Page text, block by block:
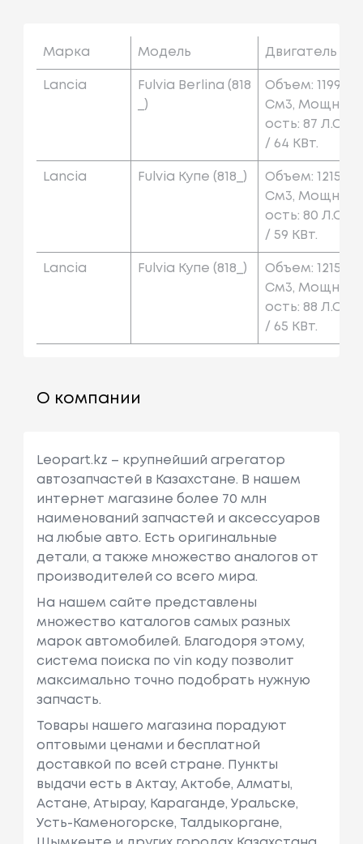
Марка Модель Двигатель
Lancia
Fulvia Berlina (818
_)
Объем: 1199
См3, Мощн
Ость: 87 Л.с.
/ 64 КВт.
Lancia Fulvia Купе (818_)
Объем: 1215
См3, Мощн
Ость: 80 Л.с.
/ 59 КВт.
Lancia Fulvia Купе (818_)
Объем: 1215
См3, Мощн
Ость: 88 Л.с.
/ 65 КВт.
О компании
Leopart.kz – крупнейший агрегатор
автозапчастей в Казахстане. В нашем
интернет магазине более 70 млн
наименований запчастей и аксессуаров
на любые авто. Есть оригинальные
детали, а также множество аналогов от
производителей со всего мира.
На нашем сайте представлены
множество каталогов самых разных
марок автомобилей. Благодоря этому,
система поиска по vin коду позволит
максимально точно подобрать нужную
запчасть.
Товары нашего магазина порадуют
оптовыми ценами и бесплатной
доставкой по всей стране. Пункты
выдачи есть в Актау, Актобе, Алматы,
Астане, Атырау, Караганде, Уральске,
Усть-Каменогорске, Талдыкоргане,